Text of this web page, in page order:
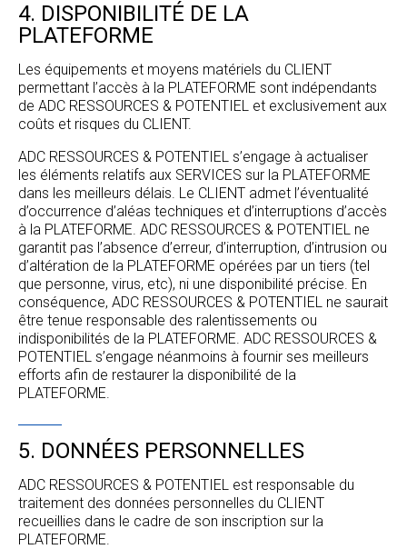
4. DISPONIBILITÉ DE LA
PLATEFORME
Les équipements et moyens matériels du CLIENT
permettant l’accès à la PLATEFORME sont indépendants
de ADC RESSOURCES & POTENTIEL et exclusivement aux
coûts et risques du CLIENT.
ADC RESSOURCES & POTENTIEL s’engage à actualiser
les éléments relatifs aux SERVICES sur la PLATEFORME
dans les meilleurs délais. Le CLIENT admet l’éventualité
d’occurrence d’aléas techniques et d’interruptions d’accès
à la PLATEFORME. ADC RESSOURCES & POTENTIEL ne
garantit pas l’absence d’erreur, d’interruption, d’intrusion ou
d’altération de la PLATEFORME opérées par un tiers (tel
que personne, virus, etc), ni une disponibilité précise. En
conséquence, ADC RESSOURCES & POTENTIEL ne saurait
être tenue responsable des ralentissements ou
indisponibilités de la PLATEFORME. ADC RESSOURCES &
POTENTIEL s’engage néanmoins à fournir ses meilleurs
efforts afin de restaurer la disponibilité de la
PLATEFORME.
5. DONNÉES PERSONNELLES
ADC RESSOURCES & POTENTIEL est responsable du
traitement des données personnelles du CLIENT
recueillies dans le cadre de son inscription sur la
PLATEFORME.